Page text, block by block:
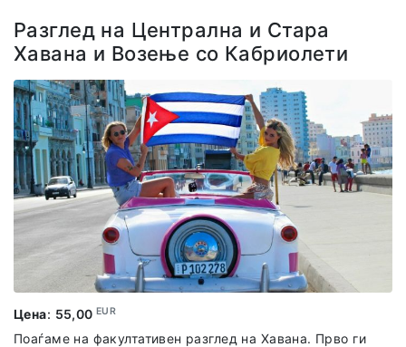
коктели. Потоа, како продолжение на ова вкусно
патување, ве очекува уште еден коктел и сет од
внимателно одбрани тапаси, богати залаци кои
совршено ја пренесуваат кулинарската суштина на
Хавана. Ова е двочасовно сетилно доживување,
совршен спој на вкус, историја и атмосфера.
Препорака:Баровите се наоѓаат во близина на
сместувањето (зоната на Старата Хавана), па се
препорачува удобна облека и обувки за пешачење.
Вклучено во излетот:
претставник од агенцијата, посета
на 2 автентични кубански барови, 2 класични коктели по
лице, во секој бар, 1 тапас по лице, во секој бар.
Разглед на Централна и Стара
Хавана и Возење со Кабриолети
Цена: 55,00EUR
Поаѓаме на факултативен разглед на Хавана. Прво ги